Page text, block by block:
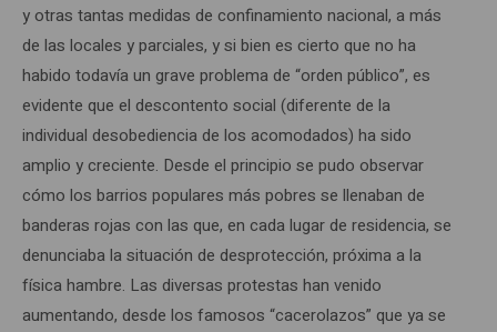
y otras tantas medidas de confinamiento nacional, a más
de las locales y parciales, y si bien es cierto que no ha
habido todavía un grave problema de “orden público”, es
evidente que el descontento social (diferente de la
individual desobediencia de los acomodados) ha sido
amplio y creciente. Desde el principio se pudo observar
cómo los barrios populares más pobres se llenaban de
banderas rojas con las que, en cada lugar de residencia, se
denunciaba la situación de desprotección, próxima a la
física hambre. Las diversas protestas han venido
aumentando, desde los famosos “cacerolazos” que ya se